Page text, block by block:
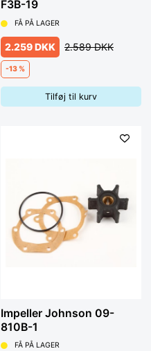
F3B-19
FÅ PÅ LAGER
2.259 DKK 2.589 DKK
-13 %
Tilføj til kurv
Impeller Johnson 09-
810B-1
FÅ PÅ LAGER